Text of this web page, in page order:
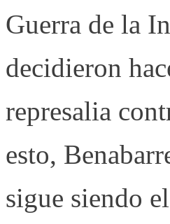
Guerra de la
decidieron
represalia
esto,
sigue siendo